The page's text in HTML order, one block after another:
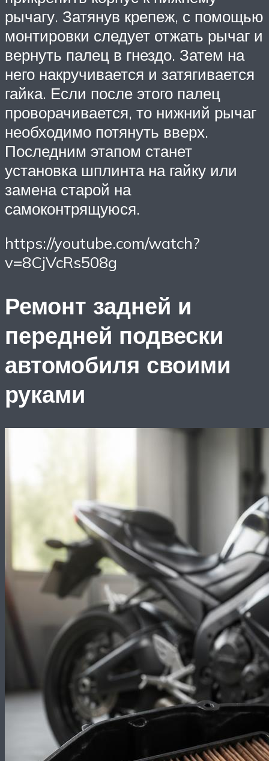
рычагу. Затянув крепеж, с помощью
монтировки следует отжать рычаг и
вернуть палец в гнездо. Затем на
него накручивается и затягивается
гайка. Если после этого палец
проворачивается, то нижний рычаг
необходимо потянуть вверх.
Последним этапом станет
установка шплинта на гайку или
замена старой на
самоконтрящуюся.
https://youtube.com/watch?
v=8CjVcRs508g
Ремонт задней и
передней подвески
автомобиля своими
руками